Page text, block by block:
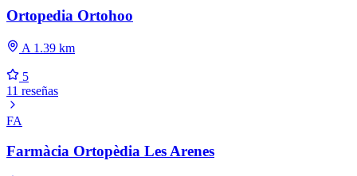
Ortopedia Ortohoo
A 1.39 km
5
11 reseñas
FA
Farmàcia Ortopèdia Les Arenes